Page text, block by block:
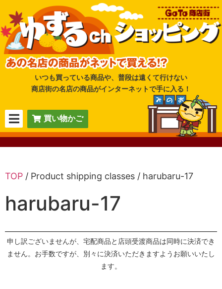
いつも買っている商品や、普段は遠くて行けない
商店街の名店の商品がインターネットで手に入る！
買い物かご
TOP / Product shipping classes / harubaru-17
harubaru-17
申し訳ございませんが、宅配商品と店頭受渡商品は同時に決済でき
ません。お手数ですが、別々に決済いただきますようお願いいたし
ます。